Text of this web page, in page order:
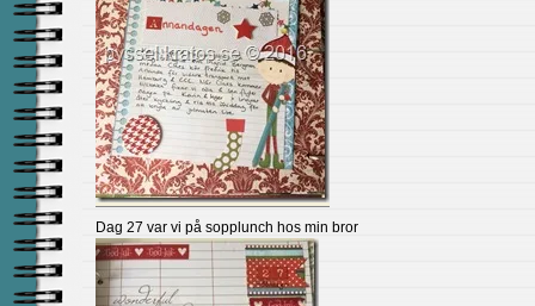
Dag 27 var vi på sopplunch hos min bror